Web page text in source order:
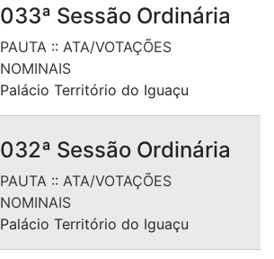
033ª Sessão Ordinária
PAUTA :: ATA/VOTAÇÕES
NOMINAIS
Palácio Território do Iguaçu
032ª Sessão Ordinária
PAUTA :: ATA/VOTAÇÕES
NOMINAIS
Palácio Território do Iguaçu